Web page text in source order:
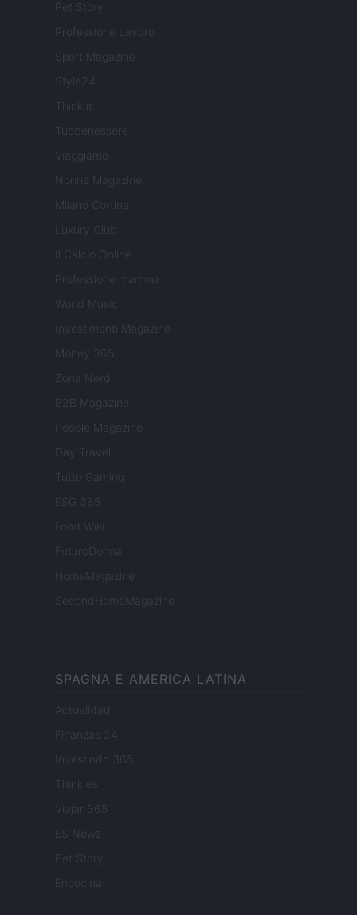
Pet Story
Professione Lavoro
Sport Magazine
Style24
Think.it
Tuobenessere
Viaggiamo
Nonne Magazine
Milano Cortina
Luxury Club
Il Calcio Online
Professione mamma
World Music
Investimenti Magazine
Money 365
Zona Nerd
B2B Magazine
People Magazine
Day Travel
Tutto Gaming
ESG 365
Food Wiki
FuturoDonna
HomeMagazine
SecondHomeMagazine
SPAGNA E AMERICA LATINA
Actualidad
Finanzas 24
Investindo 365
Think.es
Viajar 365
ES Newz
Pet Story
Encocina